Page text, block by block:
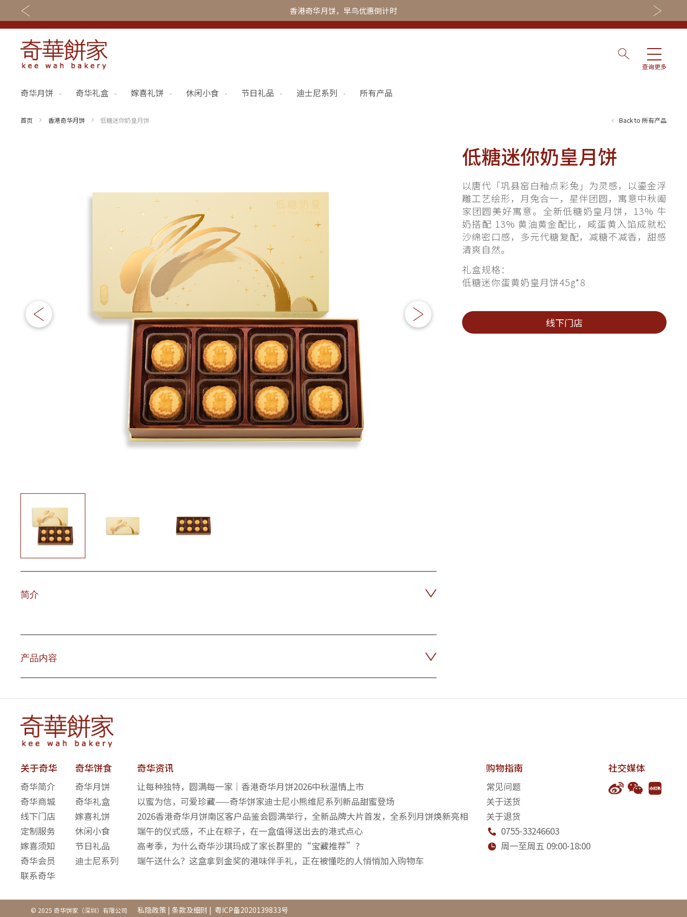
香港奇华月饼，早鸟优惠倒计时
查询更多
关于奇华
奇华传奇
奇华饼食
奇华月饼
节日礼品
迪士尼系列
所有产品
更多
奇华月饼 奇华礼盒 嫁喜礼饼 休闲小食 节日礼品 迪士尼系列 所有产品
首页 香港奇华月饼 低糖迷你奶皇月饼 Back to 所有产品
低糖迷你奶皇月饼
images
gallery
以唐代「巩县窑白釉点彩兔」为灵感，以鎏金浮
雕工艺绘形，月兔合一，星伴团圆，寓意中秋阖
家团圆美好寓意。全新低糖奶皇月饼，13% 牛
奶搭配 13% 黄油黄金配比，咸蛋黄入馅成就松
沙绵密口感，多元代糖复配，减糖不减香，甜感
清爽自然。
礼盒规格：
低糖迷你蛋黄奶皇月饼45g*8
线下门店
简介
产品内容
社交媒体
关于奇华
奇华简介
奇华商城
线下门店
定制服务
嫁喜须知
奇华会员
联系奇华
奇华饼食
奇华月饼
奇华礼盒
嫁喜礼饼
休闲小食
节日礼品
迪士尼系列
奇华资讯
让每种独特，圆满每一家｜香港奇华月饼2026中秋温情上市
以蜜为信，可爱珍藏——奇华饼家迪士尼小熊维尼系列新品甜蜜登场
2026香港奇华月饼南区客户品鉴会圆满举行，全新品牌大片首发，全系列月饼焕新亮相
端午的仪式感，不止在粽子，在一盒值得送出去的港式点心
高考季，为什么奇华沙琪玛成了家长群里的“宝藏推荐”？
端午送什么？这盒拿到金奖的港味伴手礼，正在被懂吃的人悄悄加入购物车
购物指南
常见问题
关于送货
关于退货
 0755-33246603
 周一至周五 09:00-18:00
© 2025 奇华饼家（深圳）有限公司 私隐政策 | 条款及细则 | 粤ICP备2020139833号